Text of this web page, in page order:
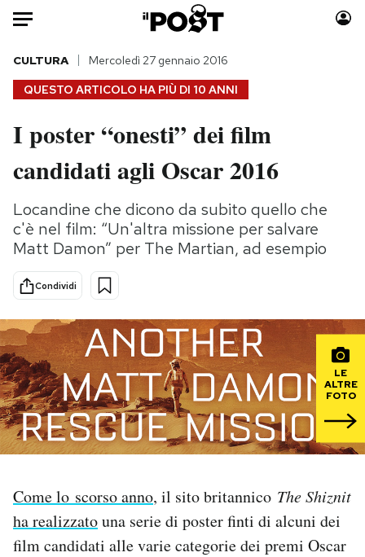
Auto
HOME
Italia
Politica
Tecnologia
Internet
Scienza
Cultura
Economia
Sport
Moda
Consumismi
Storie/Idee
Ok Boomer!
Media
Mondiali calcio 2026
PODCAST
NEWSLETTER
I MIEI PREFERITI
QUESTO ARTICOLO HA PIÙ DI 10 ANNI
CULTURA Mercoledì 27 gennaio 2016
I poster “onesti” dei film
candidati agli Oscar 2016
Locandine che dicono da subito quello che
c'è nel film: “Un'altra missione per salvare
Matt Damon” per The Martian, ad esempio
Condividi
LE
ALTRE
FOTO
Come lo scorso anno, il sito britannico The Shiznit
ha realizzatouna serie di poster finti di alcuni dei
film candidati alle varie categorie dei premi Oscar